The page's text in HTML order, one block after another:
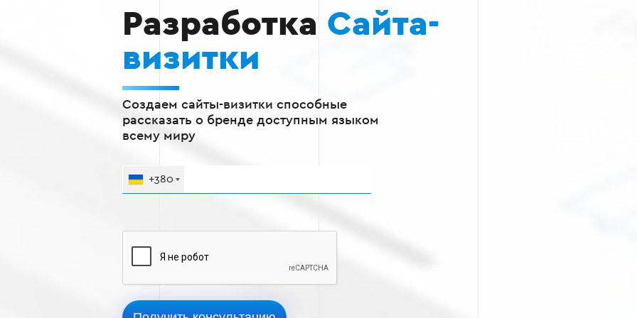
Разработка Сайта-
визитки
Создаем сайты-визитки способные
рассказать о бренде доступным языком
всему миру
+380